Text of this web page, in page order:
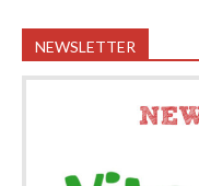
NEWSLETTER